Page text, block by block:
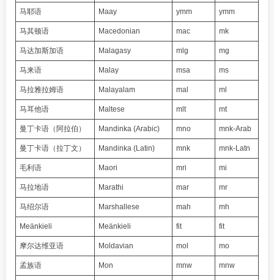
马耶语 Maay ymm ymm
马其顿语 Macedonian mac mk
马达加斯加语 Malagasy mlg mg
马来语 Malay msa ms
马拉雅拉姆语 Malayalam mal ml
马耳他语 Maltese mlt mt
曼丁卡语（阿拉伯） Mandinka (Arabic) mno mnk-Arab
曼丁卡语（拉丁文） Mandinka (Latin) mnk mnk-Latn
毛利语 Maori mri mi
马拉地语 Marathi mar mr
马绍尔语 Marshallese mah mh
Meänkieli Meänkieli fit fit
摩尔达维亚语 Moldavian mol mo
孟族语 Mon mnw mnw